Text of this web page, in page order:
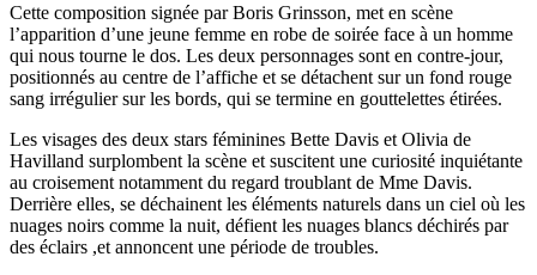
Cette composition signée par Boris Grinsson, met en scène
l’apparition d’une jeune femme en robe de soirée face à un homme
qui nous tourne le dos. Les deux personnages sont en contre-jour,
positionnés au centre de l’affiche et se détachent sur un fond rouge
sang irrégulier sur les bords, qui se termine en gouttelettes étirées.
Les visages des deux stars féminines Bette Davis et Olivia de
Havilland surplombent la scène et suscitent une curiosité inquiétante
au croisement notamment du regard troublant de Mme Davis.
Derrière elles, se déchainent les éléments naturels dans un ciel où les
nuages noirs comme la nuit, défient les nuages blancs déchirés par
des éclairs ,et annoncent une période de troubles.